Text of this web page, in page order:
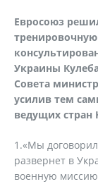
Евросоюз
Украины
Совета
усилив тем
ведущих стран
1.«Мы
развернет в
военную